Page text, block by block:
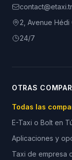
2, Avenue Hédi
24/7
OTRAS
Todas las
E-Taxi o Bolt en
Aplicaciones y
Taxi de empresa